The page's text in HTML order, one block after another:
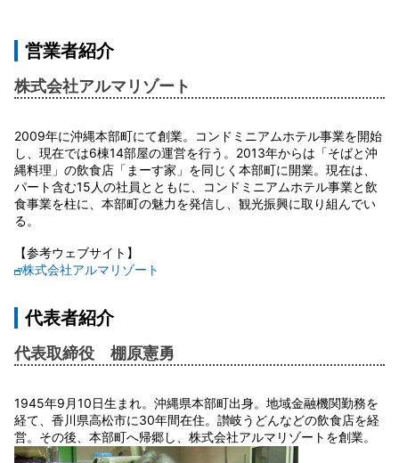
営業者紹介
株式会社アルマリゾート
2009年に沖縄本部町にて創業。コンドミニアムホテル事業を開始
し、現在では6棟14部屋の運営を行う。2013年からは「そばと沖
縄料理」の飲食店「まーす家」を同じく本部町に開業。現在は、
パート含む15人の社員とともに、コンドミニアムホテル事業と飲
食事業を柱に、本部町の魅力を発信し、観光振興に取り組んでい
る。
【参考ウェブサイト】
株式会社アルマリゾート
代表者紹介
代表取締役 棚原憲勇
1945年9月10日生まれ。沖縄県本部町出身。地域金融機関勤務を
経て、香川県高松市に30年間在住。讃岐うどんなどの飲食店を経
営。その後、本部町へ帰郷し、株式会社アルマリゾートを創業。